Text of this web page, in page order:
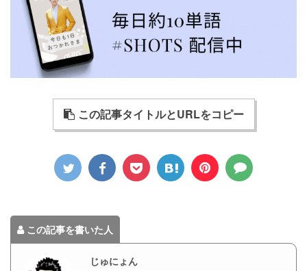
この記事タイトルとURLをコピー
この記事を書いた人
じゅにょん